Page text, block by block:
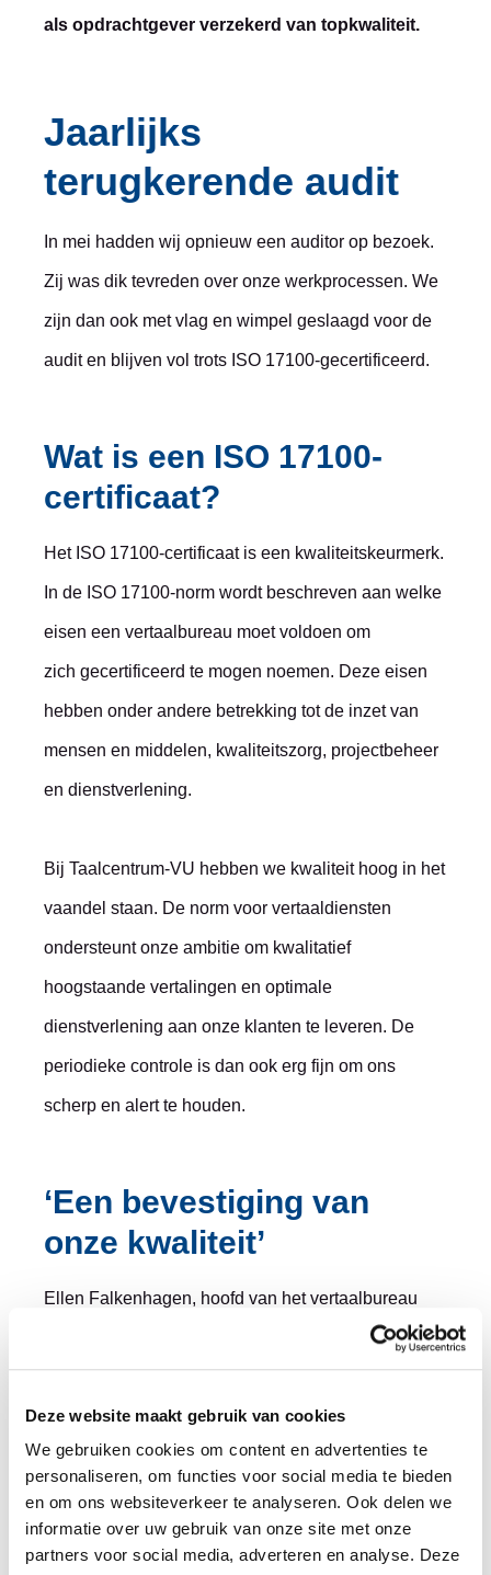
Deze website maakt gebruik van cookies
We gebruiken cookies om content en advertenties te
personaliseren, om functies voor social media te bieden
en om ons websiteverkeer te analyseren. Ook delen we
informatie over uw gebruik van onze site met onze
partners voor social media, adverteren en analyse. Deze
als opdrachtgever verzekerd van topkwaliteit.
Jaarlijks
terugkerende audit
In mei hadden wij opnieuw een auditor op bezoek.
Zij was dik tevreden over onze werkprocessen. We
zijn dan ook met vlag en wimpel geslaagd voor de
audit en blijven vol trots ISO 17100-gecertificeerd.
Wat is een ISO 17100-
certificaat?
Het ISO 17100-certificaat is een kwaliteitskeurmerk.
In de ISO 17100-norm wordt beschreven aan welke
eisen een vertaalbureau moet voldoen om
zich gecertificeerd te mogen noemen. Deze eisen
hebben onder andere betrekking tot de inzet van
mensen en middelen, kwaliteitszorg, projectbeheer
en dienstverlening.
Bij Taalcentrum-VU hebben we kwaliteit hoog in het
vaandel staan. De norm voor vertaaldiensten
ondersteunt onze ambitie om kwalitatief
hoogstaande vertalingen en optimale
dienstverlening aan onze klanten te leveren. De
periodieke controle is dan ook erg fijn om ons
scherp en alert te houden.
‘Een bevestiging van
onze kwaliteit’
Ellen Falkenhagen, hoofd van het vertaalbureau
van Taalcentrum-VU, is blij met de hernieuwde
ons vanzelfsprekend, maar het is fijn om dat
bevestigd te zien met de ISO 17100-certificering.
Iedereen binnen ons vertaalbureau werkt hard om
de kwaliteit te leveren die de klant van ons